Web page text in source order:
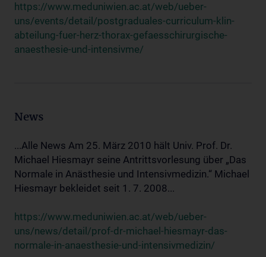
https://www.meduniwien.ac.at/web/ueber-
uns/events/detail/postgraduales-curriculum-klin-
abteilung-fuer-herz-thorax-gefaesschirurgische-
anaesthesie-und-intensivme/
News
...Alle News Am 25. März 2010 hält Univ. Prof. Dr.
Michael Hiesmayr seine Antrittsvorlesung über „Das
Normale in Anästhesie und Intensivmedizin.“ Michael
Hiesmayr bekleidet seit 1. 7. 2008...
https://www.meduniwien.ac.at/web/ueber-
uns/news/detail/prof-dr-michael-hiesmayr-das-
normale-in-anaesthesie-und-intensivmedizin/